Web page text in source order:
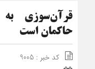
قرآن‌سوزی به
حاکمان است
کد خبر : 9005